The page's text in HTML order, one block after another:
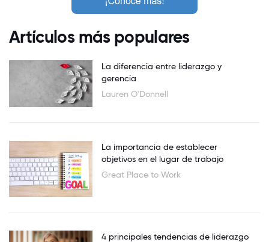
Artículos más populares
La diferencia entre liderazgo y
gerencia
Lauren O'Donnell
La importancia de establecer
objetivos en el lugar de trabajo
Great Place to Work
4 principales tendencias de liderazgo